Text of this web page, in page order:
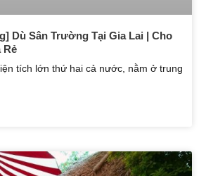
Dù Sân Trường Tại Gia Lai | Cho
Rẻ
tích lớn thứ hai cả nước, nằm ở trung